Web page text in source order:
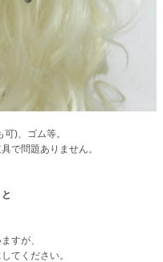
)、ゴム等。
で問題ありません。
すが、
てください。